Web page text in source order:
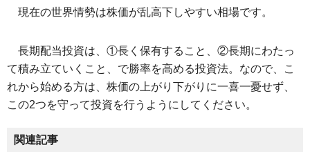
現在の世界情勢は株価が乱高下しやすい相場です。
長期配当投資は、①長く保有すること、②長期にわたっ
て積み立ていくこと、で勝率を高める投資法。なので、こ
れから始める方は、株価の上がり下がりに一喜一憂せず、
この2つを守って投資を行うようにしてください。
関連記事